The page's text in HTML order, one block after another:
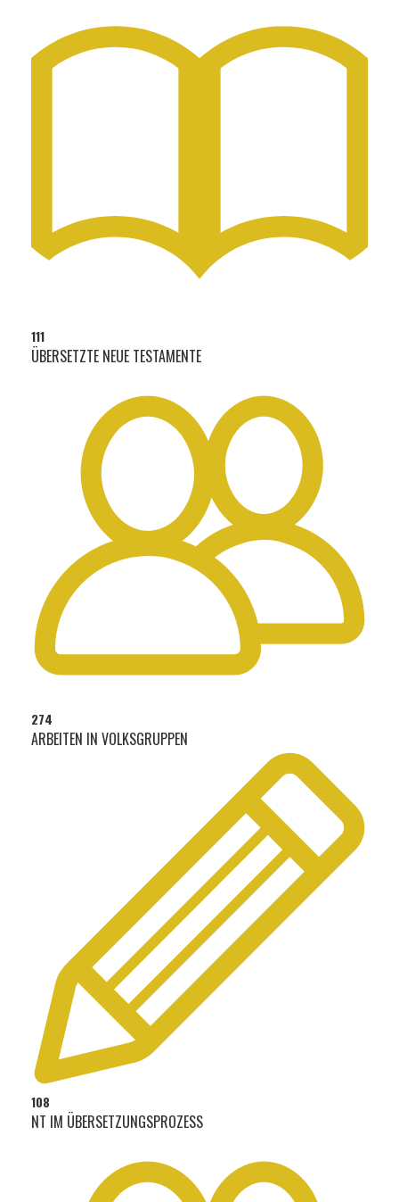
111
ÜBERSETZTE NEUE TESTAMENTE
274
ARBEITEN IN VOLKSGRUPPEN
108
NT IM ÜBERSETZUNGSPROZESS